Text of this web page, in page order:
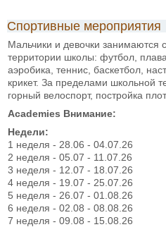
Спортивные мероприятия
Мальчики и девочки занимаются
территории школы: футбол,
аэробика, теннис, баскетбол,
крикет. За пределами школьной
горный велоспорт, постройка
Academies Внимание:
Недели:
1 неделя - 28.06 - 04.07.26
2 неделя - 05.07 - 11.07.26
3 неделя - 12.07 - 18.07.26
4 неделя - 19.07 - 25.07.26
5 неделя - 26.07 - 01.08.26
6 неделя - 02.08 - 08.08.26
7 неделя - 09.08 - 15.08.26